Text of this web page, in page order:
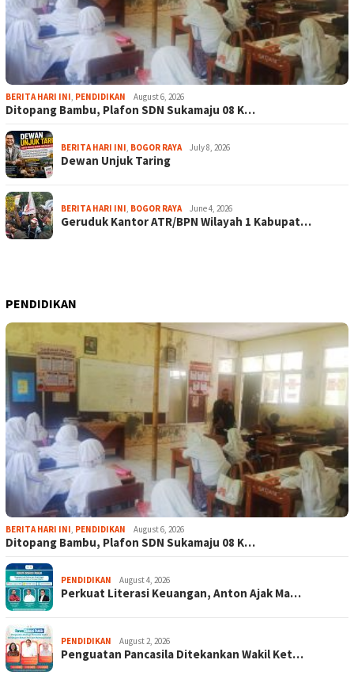
BERITA HARI INI, PENDIDIKAN August 6, 2026
Ditopang Bambu, Plafon SDN Sukamaju 08 K…
BERITA HARI INI, BOGOR RAYA July 8, 2026
Dewan Unjuk Taring
BERITA HARI INI, BOGOR RAYA June 4, 2026
Geruduk Kantor ATR/BPN Wilayah 1 Kabupat…
PENDIDIKAN
BERITA HARI INI, PENDIDIKAN August 6, 2026
Ditopang Bambu, Plafon SDN Sukamaju 08 K…
PENDIDIKAN August 4, 2026
Perkuat Literasi Keuangan, Anton Ajak Ma…
PENDIDIKAN August 2, 2026
Penguatan Pancasila Ditekankan Wakil Ket…